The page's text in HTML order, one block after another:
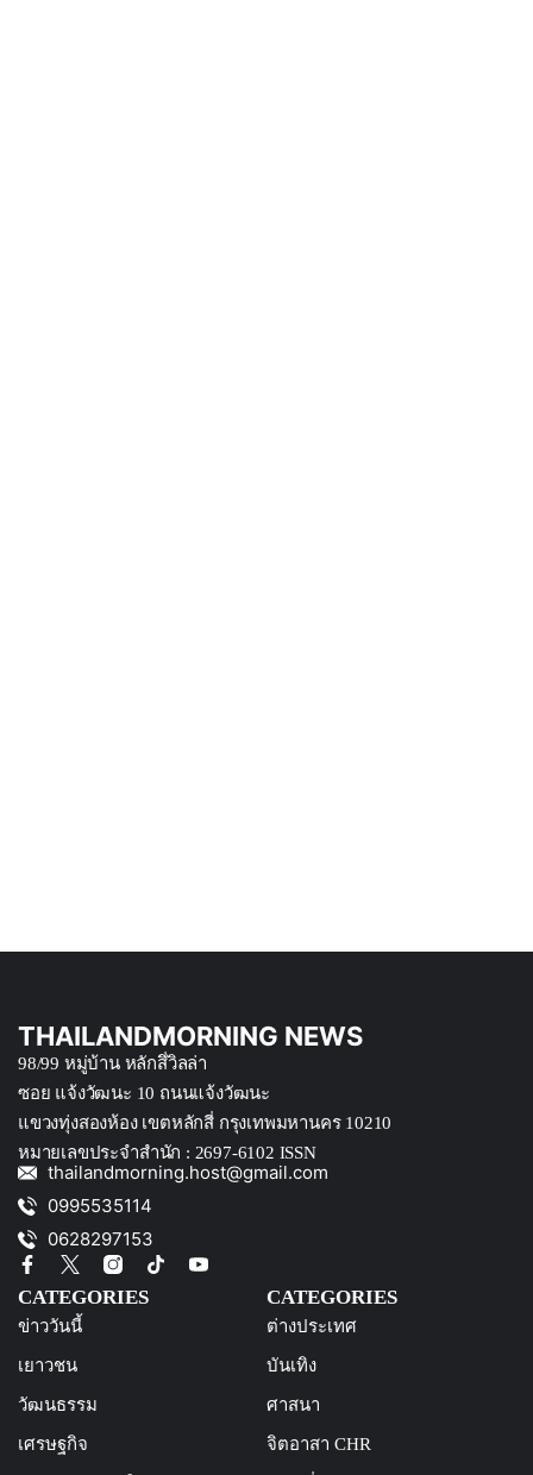
THAILANDMORNING NEWS
98/99 หมู่บ้าน หลักสึ่วิลล่า
ซอย แจ้งวัฒนะ 10 ถนนแจ้งวัฒนะ
แขวงทุ่งสองห้อง เขตหลักสี่ กรุงเทพมหานคร 10210
หมายเลขประจำสำนัก : 2697-6102 ISSN
thailandmorning.host@gmail.com
0995535114
0628297153
CATEGORIES
ข่าววันนี้
เยาวชน
วัฒนธรรม
เศรษฐกิจ
CATEGORIES
ต่างประเทศ
บันเทิง
ศาสนา
จิตอาสา CHR